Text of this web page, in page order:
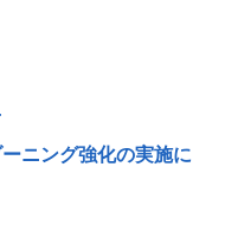
ニング強化の実施に